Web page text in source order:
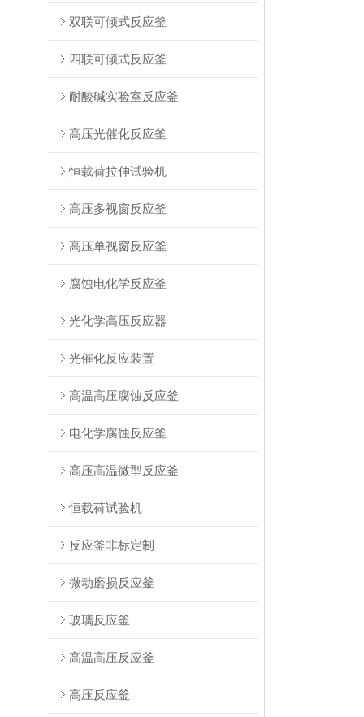
双联可倾式反应釜
四联可倾式反应釜
耐酸碱实验室反应釜
高压光催化反应釜
恒载荷拉伸试验机
高压多视窗反应釜
高压单视窗反应釜
腐蚀电化学反应釜
光化学高压反应器
光催化反应装置
高温高压腐蚀反应釜
电化学腐蚀反应釜
高压高温微型反应釜
恒载荷试验机
反应釜非标定制
微动磨损反应釜
玻璃反应釜
高温高压反应釜
高压反应釜